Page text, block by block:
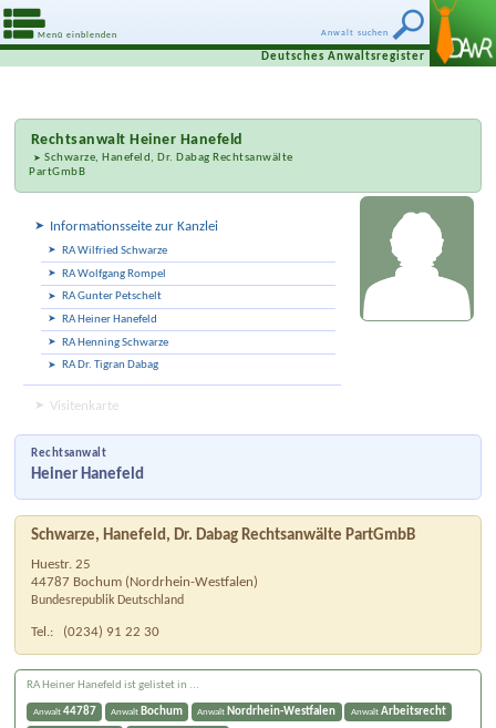
Anwalt suchen
Menü einblenden
Deutsches Anwaltsregister
RechtsanwaltHeiner Hanefeld
Schwarze, Hanefeld, Dr. Dabag Rechtsanwälte
PartGmbB
Informationsseite zur Kanzlei
RA Wilfried Schwarze
RA Wolfgang Rompel
RA Gunter Petschelt
RA Heiner Hanefeld
RA Henning Schwarze
RA Dr. Tigran Dabag
Visitenkarte
Rechtsanwalt
Heiner Hanefeld
Schwarze, Hanefeld, Dr. Dabag Rechtsanwälte PartGmbB
Huestr. 25
44787 Bochum (Nordrhein-Westfalen)
Bundesrepublik Deutschland
Tel.: (0234) 91 22 30
RA Heiner Hanefeld ist gelistet in ...
Anwalt 44787 Anwalt Bochum Anwalt Nordrhein-Westfalen Anwalt Arbeitsrecht